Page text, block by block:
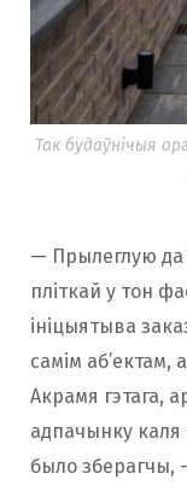
Так будаўнічыя
— Прылеглую да
пліткай у тон
ініцыятыва
самім аб’ектам,
Акрамя гэтага,
адпачынку каля
было зберагчы,